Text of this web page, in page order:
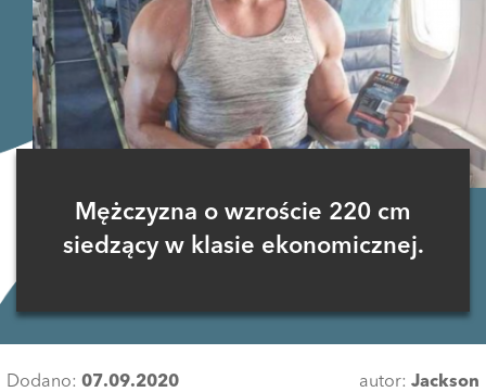
Mężczyzna o wzroście 220 cm
siedzący w klasie ekonomicznej.
Dodano: 07.09.2020 autor: Jackson